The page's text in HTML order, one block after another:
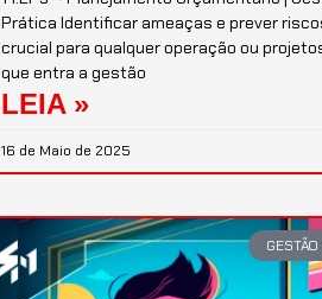
Prática Identificar ameaças e prever
crucial para qualquer operação ou
que entra a gestão
LEIA »
16 de Maio de 2025